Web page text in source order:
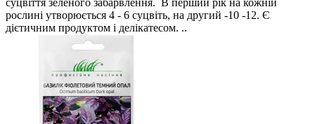
суцвіття зеленого забарвлення. В перший рік на кожній
рослині утворюється 4 - 6 суцвіть, на другий -10 -12. Є
дієтичним продуктом і делікатесом. ..